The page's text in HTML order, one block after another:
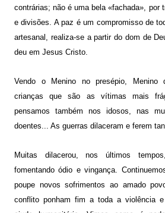
contrárias; não é uma bela «fachada», por
e divisões. A paz é um compromisso de
artesanal, realiza-se a partir do dom de
deu em Jesus Cristo.
Vendo o Menino no presépio, Menino
crianças que são as vítimas mais
pensamos também nos idosos, nas
doentes... As guerras dilaceram e ferem
Muitas dilacerou, nos últimos
fomentando ódio e vingança.
poupe novos sofrimentos ao amado
conflito ponham fim a toda a violência